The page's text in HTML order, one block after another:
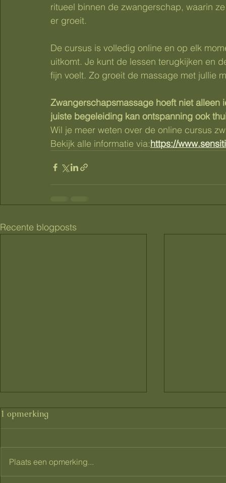
ritueel binnen de zwangerschap, waarin
er groeit.
De cursus is volledig online en op elk
uitkomt. Je kunt de lessen terugkijken en
fijn voelt. Zo groeit de massage met jullie
Zwangerschapsmassage hoeft niet
juiste begeleiding kan ontspanning ook
Wil je meer weten over de online cursus
Bekijk alle informatie via:https://
Recente blogposts
1 opmerking
Plaats een opmerking...